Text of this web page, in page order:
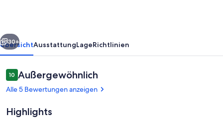
Küche
gutes
WLAN.
Weiter
30+
ÜbersichtAusstattungLageRichtlinien
Bewertungen
1010 von 10.
Außergewöhnlich
Alle 5 Bewertungen anzeigen
Highlights